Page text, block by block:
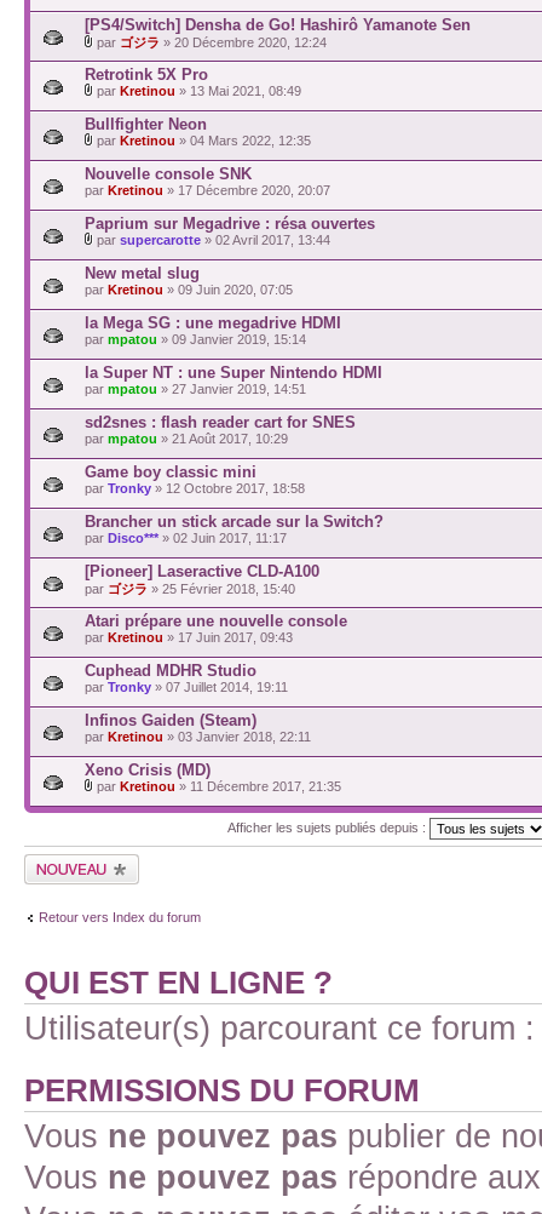
[PS4/Switch] Densha de Go! Hashirô Yamanote Sen
par ゴジラ » 20 Décembre 2020, 12:24
Retrotink 5X Pro
par Kretinou » 13 Mai 2021, 08:49
Bullfighter Neon
par Kretinou » 04 Mars 2022, 12:35
Nouvelle console SNK
par Kretinou » 17 Décembre 2020, 20:07
Paprium sur Megadrive : résa ouvertes
par supercarotte » 02 Avril 2017, 13:44
New metal slug
par Kretinou » 09 Juin 2020, 07:05
la Mega SG : une megadrive HDMI
par mpatou » 09 Janvier 2019, 15:14
la Super NT : une Super Nintendo HDMI
par mpatou » 27 Janvier 2019, 14:51
sd2snes : flash reader cart for SNES
par mpatou » 21 Août 2017, 10:29
Game boy classic mini
par Tronky » 12 Octobre 2017, 18:58
Brancher un stick arcade sur la Switch?
par Disco*** » 02 Juin 2017, 11:17
[Pioneer] Laseractive CLD-A100
par ゴジラ » 25 Février 2018, 15:40
Atari prépare une nouvelle console
par Kretinou » 17 Juin 2017, 09:43
Cuphead MDHR Studio
par Tronky » 07 Juillet 2014, 19:11
Infinos Gaiden (Steam)
par Kretinou » 03 Janvier 2018, 22:11
Xeno Crisis (MD)
par Kretinou » 11 Décembre 2017, 21:35
Afficher les sujets publiés depuis :
Retour vers Index du forum
QUI EST EN LIGNE ?
Utilisateur(s) parcourant ce forum
PERMISSIONS DU FORUM
Vous ne pouvez pas publier de
Vous ne pouvez pas répondre